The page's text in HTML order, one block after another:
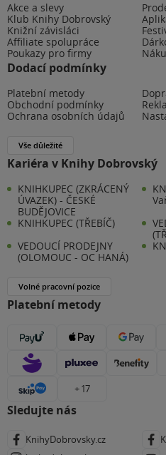
Akce a slevy
Klub Knihy Dobrovský
Knižní závisláci
Affiliate spolupráce
Poukazy pro firmy
Dodací podmínky
Platební metody
Obchodní podmínky
Ochrana osobních údajů
Vše důležité
Kariéra v Knihy Dobrovský
KNIHKUPEC (ZKRÁCENÝ
ÚVAZEK) - ČESKÉ
BUDĚJOVICE
KNIHKUPEC (TŘEBÍČ)
VEDOUCÍ PRODEJNY
(OLOMOUC - OC HANÁ)
Volné pracovní pozice
Platební metody
+ 17
Sledujte nás
KnihyDobrovsky.cz